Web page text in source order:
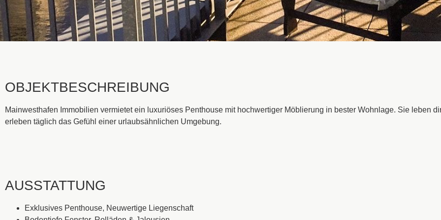
OBJEKTBESCHREIBUNG
Mainwesthafen Immobilien vermietet ein luxuriöses Penthouse mit hochwertiger Möblierung in bester Wohnlage. Sie leben
erleben täglich das Gefühl einer urlaubsähnlichen Umgebung.
AUSSTATTUNG
Exklusives Penthouse, Neuwertige Liegenschaft